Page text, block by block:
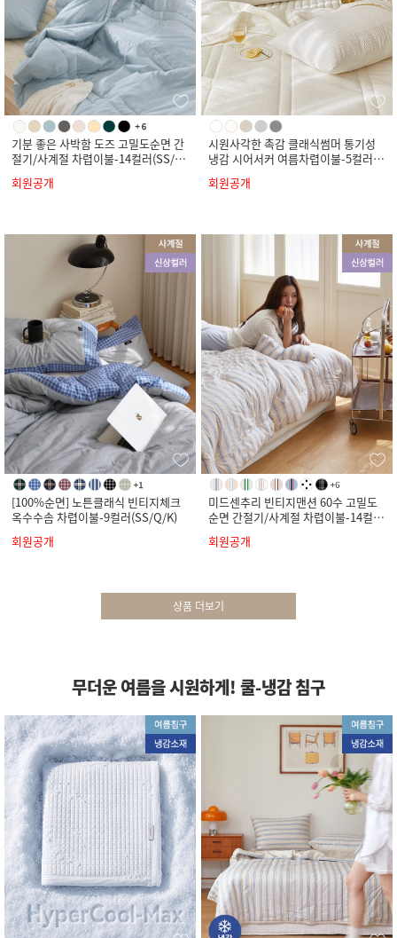
기분 좋은 사박함 도즈 고밀도순면 간
절기/사계절 차렵이불-14컬러(SS/Q/
회원공개
시원사각한 촉감 클래식썸머 통기성
냉감 시어서커 여름차렵이불-5컬러(S
회원공개
[100%순면] 노튼클래식 빈티지체크
옥수수솜 차렵이불-9컬러(SS/Q/K)
회원공개
미드센추리 빈티지맨션 60수 고밀도
순면 간절기/사계절 차렵이불-14컬러
회원공개
상품 더보기
무더운 여름을 시원하게! 쿨-냉감 침구